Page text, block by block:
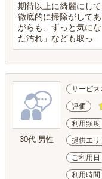
期待以上に綺麗にし
徹底的に掃除がして
がらも、ずっと気に
た汚れ」なども取っ...
30代 男性
サービス
評価
利用頻度
提供エリ
ご利用日
利用時間